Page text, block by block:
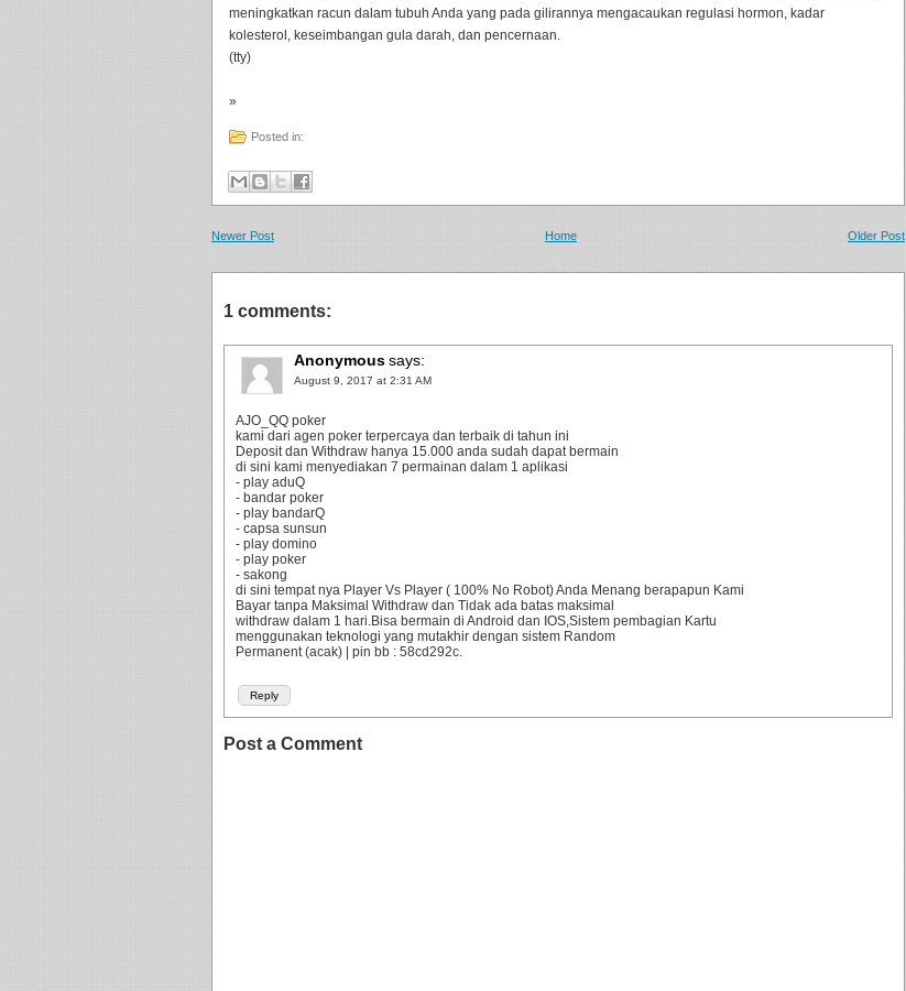
meningkatkan racun dalam tubuh Anda yang pada gilirannya mengacaukan regulasi hormon, kadar
kolesterol, keseimbangan gula darah, dan pencernaan.
(tty)
»
Posted in:
Newer Post Older Post
Home
1 comments:
Anonymoussays:
August 9, 2017 at 2:31 AM
Reply
AJO_QQ poker
kami dari agen poker terpercaya dan terbaik di tahun ini
Deposit dan Withdraw hanya 15.000 anda sudah dapat bermain
di sini kami menyediakan 7 permainan dalam 1 aplikasi
- play aduQ
- bandar poker
- play bandarQ
- capsa sunsun
- play domino
- play poker
- sakong
di sini tempat nya Player Vs Player ( 100% No Robot) Anda Menang berapapun Kami
Bayar tanpa Maksimal Withdraw dan Tidak ada batas maksimal
withdraw dalam 1 hari.Bisa bermain di Android dan IOS,Sistem pembagian Kartu
menggunakan teknologi yang mutakhir dengan sistem Random
Permanent (acak) | pin bb : 58cd292c.
Post a Comment